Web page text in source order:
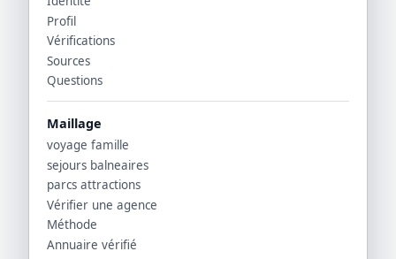
Profil
Vérifications
Sources
Questions
Maillage
voyage famille
sejours balneaires
parcs attractions
Vérifier une agence
Méthode
Annuaire vérifié